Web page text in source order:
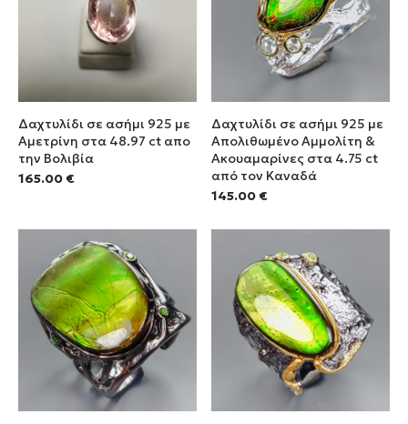
Δαχτυλίδι σε ασήμι 925 με
Αμετρίνη στα 48.97 ct απο
την Βολιβία
165.00 €
Δαχτυλίδι σε ασήμι 925 με
Απολιθωμένο Αμμολίτη &
Ακουαμαρίνες στα 4.75 ct
από τον Καναδά
145.00 €